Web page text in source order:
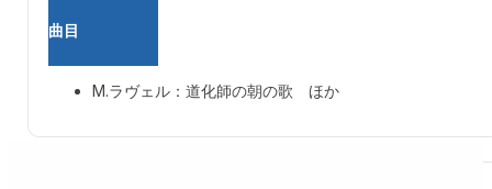
曲目
M.ラヴェル：道化師の朝の歌 ほか